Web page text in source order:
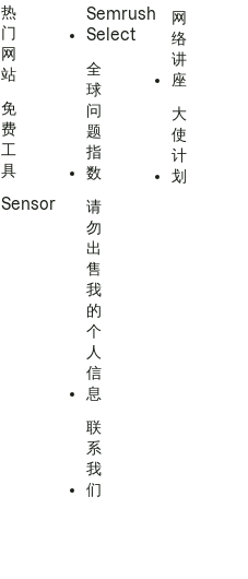
热
门
网
站
免
费
工
具
Sensor
Semrush
Select
全
球
问
题
指
数
请
勿
出
售
我
的
个
人
信
息
联
系
我
们
网
络
讲
座
大
使
计
划